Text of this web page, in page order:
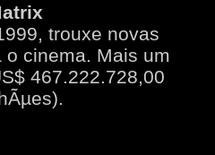
trouxe novas
cinema. Mais um
467.222.728,00